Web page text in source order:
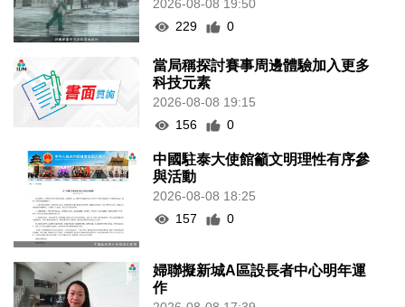
2026-08-08 19:50
229
0
當局稱探討賽事周邊體驗加入更多
科技元素
2026-08-08 19:15
156
0
中國駐泰大使館籲文明理性有序參
與活動
2026-08-08 18:25
157
0
婦聯擬新城A區設長者中心明年運
作